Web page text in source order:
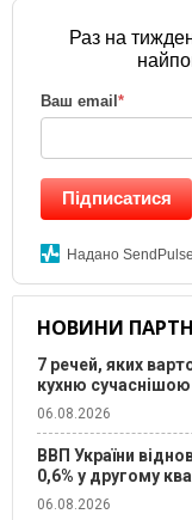
Раз на
Ваш email*
Підписатися
Надано SendPulse
НОВИНИ
7 речей, яких
кухню сучаснішою
06.08.2026
ВВП України
0,6% у другому
06.08.2026